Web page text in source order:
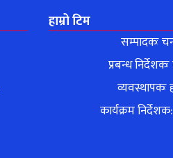
हाम्रो टिम
सम्पादकः
प्रबन्ध
व्यवस्थापकः
कार्यक्रम